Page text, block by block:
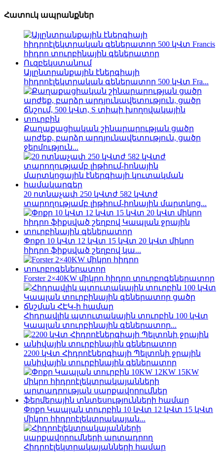
Հատուկ ապրանքներ
Այլընտրանքային էներգիայի
հիդրոէլեկտրական գեներատոր 500 կՎտ Fra...
Քաղաքացիական շինարարության ցածր
արժեք, բարձր արդյունավետություն, ցածր
ջերմություն...
20 ոտնաչափ 250 կՎտժ 582 կՎտժ
տարողությամբ լիթիում-իոնային մարտկոց...
Փոքր 10 կՎտ 12 կՎտ 15 կՎտ 20 կՎտ միկրո
հիդրո ֆիքսված շեղբով կա...
Forster 2×40KW միկրո հիդրո տուրբոգեներատոր
Հիդրավլիկ պտուտակային տուրբին 100 կՎտ
Կապլան տուրբինային գեներատոր...
2200 կՎտ Հիդրոէներգիայի Պելտոնի ջրային
անիվային տուրբինային գեներատոր
Փոքր Կապլան տուրբին 10 կՎտ 12 կՎտ 15 կՎտ
միկրո հիդրոէլեկտրակայան...